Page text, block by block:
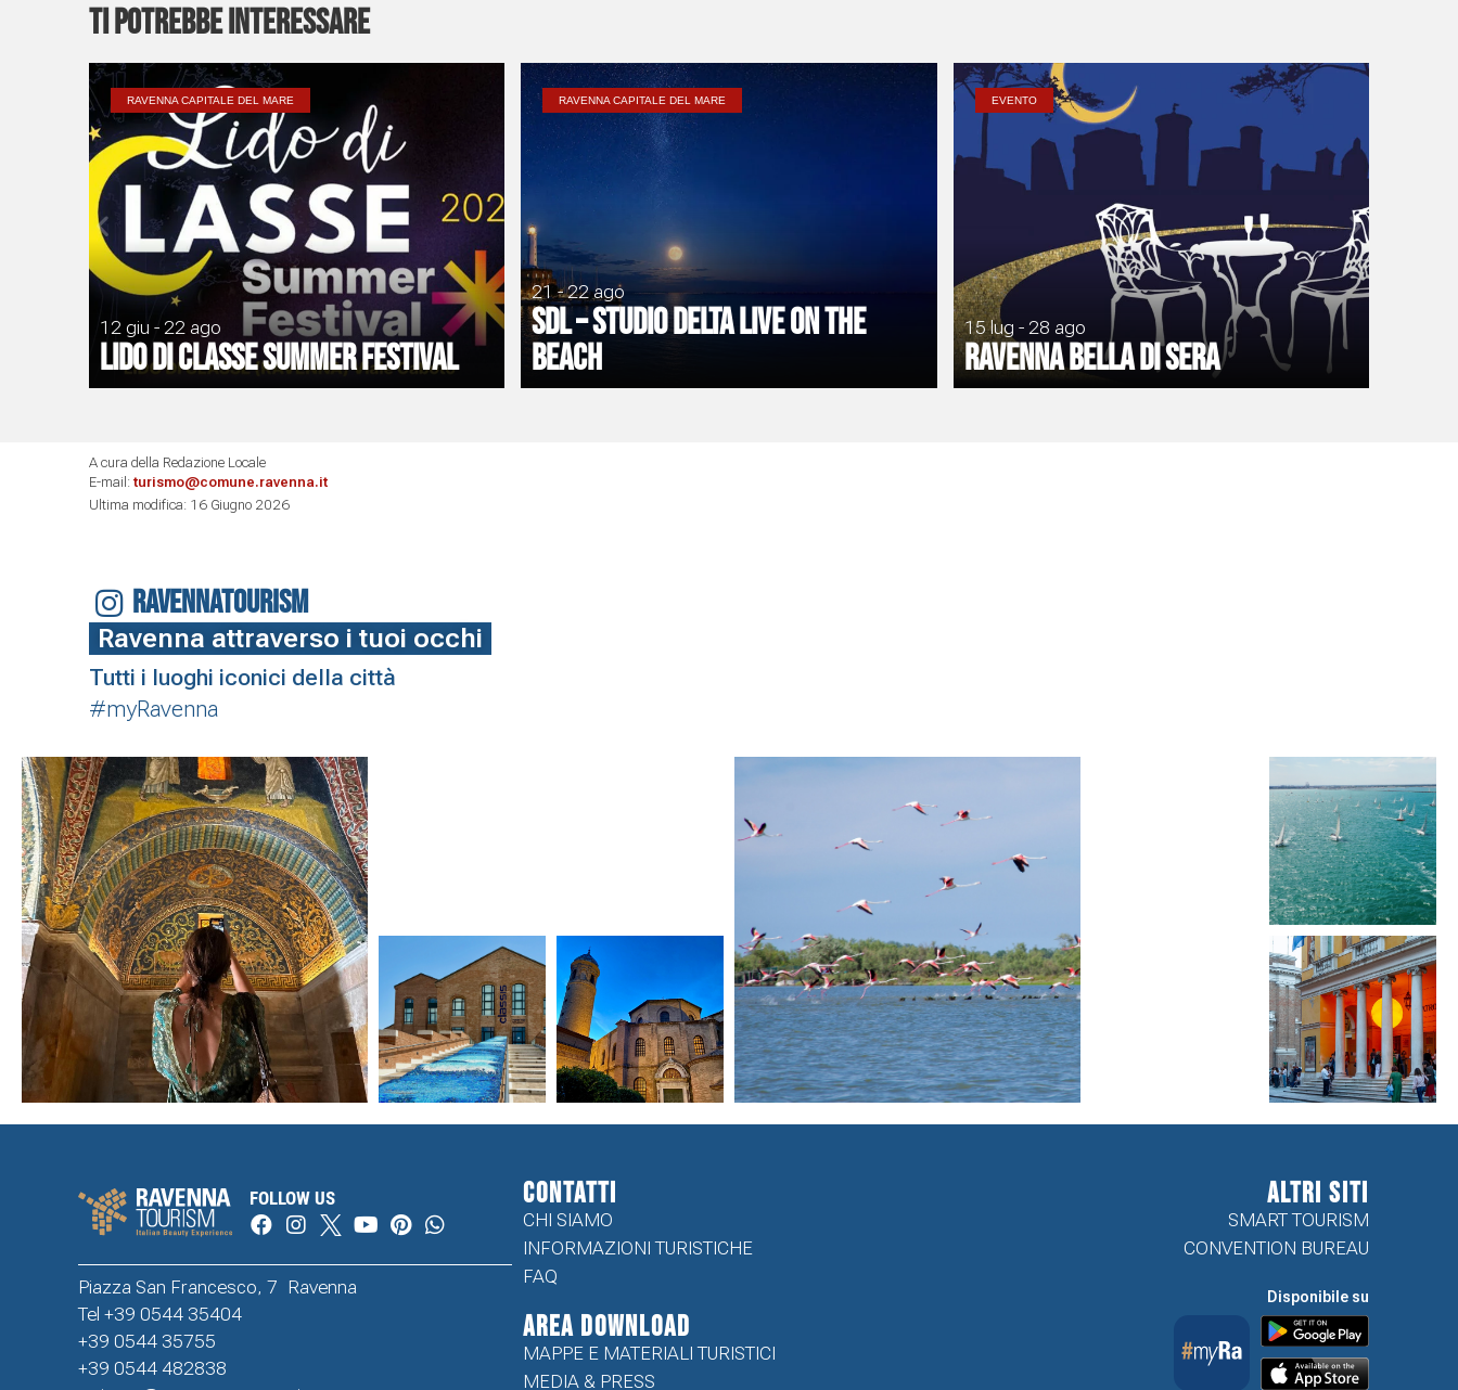
Ti potrebbe interessare
RAVENNA CAPITALE DEL MARE
12 giu - 22 ago
Lido di Classe Summer Festival
RAVENNA CAPITALE DEL MARE
21 - 22 ago
SDL – Studio Delta Live on the
Beach
EVENTO
15 lug - 28 ago
Ravenna Bella di Sera
A cura della Redazione Locale
E-mail: turismo@comune.ravenna.it
Ultima modifica: 16 Giugno 2026
RAVENNATOURISM
Ravenna attraverso i tuoi occhi
Tutti i luoghi iconici della città
#myRavenna
FOLLOW US
Piazza San Francesco, 7 Ravenna
Tel +39 0544 35404
+39 0544 35755
+39 0544 482838
CONTATTI
CHI SIAMO
INFORMAZIONI TURISTICHE
FAQ
Area Download
MAPPE E MATERIALI TURISTICI
MEDIA & PRESS
ALTRI SITI
SMART TOURISM
CONVENTION BUREAU
Disponibile su